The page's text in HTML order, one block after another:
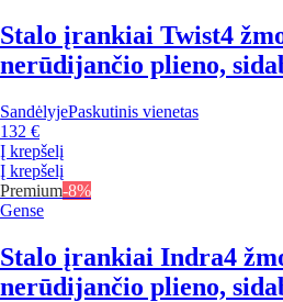
Stalo įrankiai Twist4
nerūdijančio plieno,
SandėlyjePaskutinis vienetas
132 €
Į krepšelį
Į krepšelį
Premium-8%
Gense
Stalo įrankiai Indra4
nerūdijančio plieno,